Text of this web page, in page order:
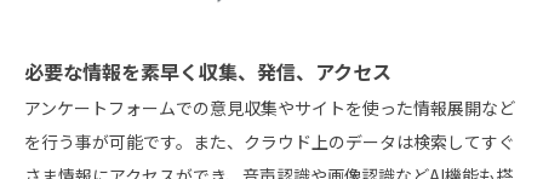
必要な情報を素早く収集、発信、アクセス
アンケートフォームでの意見収集やサイトを使った情報展開など
を行う事が可能です。また、クラウド上のデータは検索してすぐ